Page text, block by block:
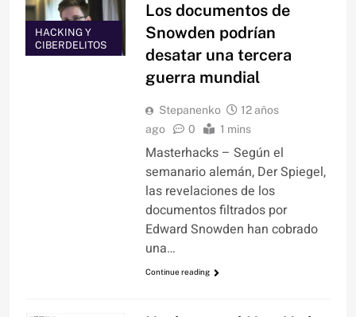
HACKING Y
CIBERDELITOS
Los documentos de
Snowden podrían
desatar una tercera
guerra mundial
Stepanenko
12 años
ago
0 1 mins
Masterhacks – Según el
semanario alemán, Der Spiegel,
las revelaciones de los
documentos filtrados por
Edward Snowden han cobrado
una…
Continue reading